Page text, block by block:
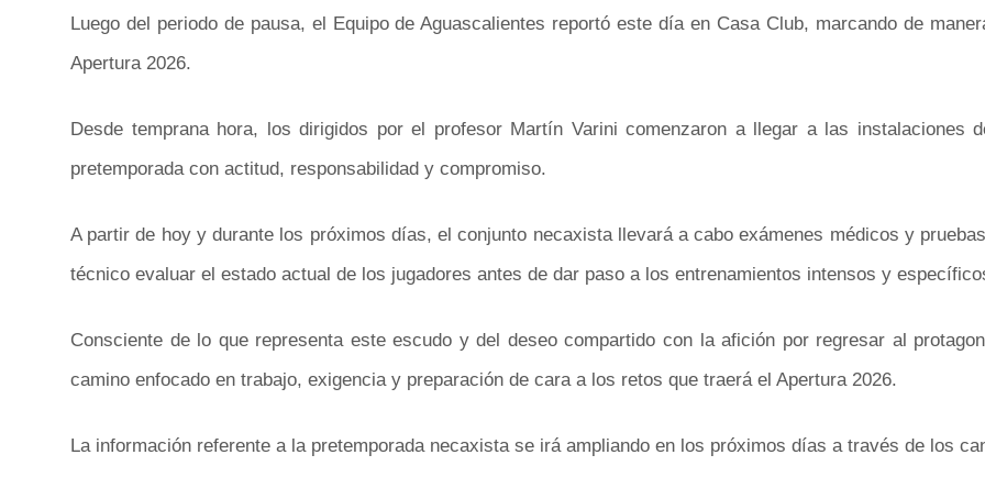
Luego del periodo de pausa, el Equipo de Aguascalientes reportó este día en Casa Club, marcando de
Apertura 2026.
Desde temprana hora, los dirigidos por el profesor Martín Varini comenzaron a llegar a las instalaciones
pretemporada con actitud, responsabilidad y compromiso.
A partir de hoy y durante los próximos días, el conjunto necaxista llevará a cabo exámenes médicos y
técnico evaluar el estado actual de los jugadores antes de dar paso a los entrenamientos intensos y
Consciente de lo que representa este escudo y del deseo compartido con la afición por regresar al
camino enfocado en trabajo, exigencia y preparación de cara a los retos que traerá el Apertura 2026.
La información referente a la pretemporada necaxista se irá ampliando en los próximos días a través de los